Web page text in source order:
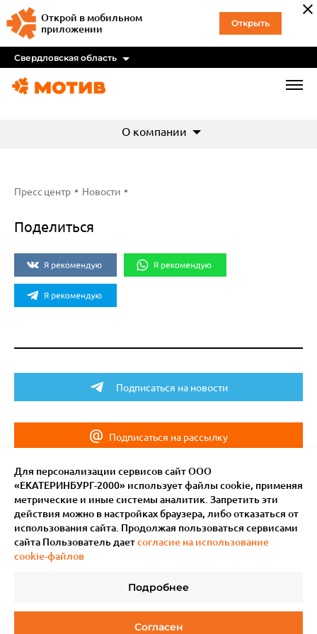
Открой в мобильном
приложении
Открыть
Свердловская область
Пресс центр Новости
Поделиться
Подписаться на новости
Подписаться на рассылку
О компании
Подробнее
Согласен
Для персонализации сервисов сайт ООО
«ЕКАТЕРИНБУРГ-2000» использует файлы сookie, применяя
метрические и иные системы аналитик. Запретить эти
действия можно в настройках браузера, либо отказаться от
использования сайта. Продолжая пользоваться сервисами
сайта Пользователь даетсогласие на использование
cookie-файлов